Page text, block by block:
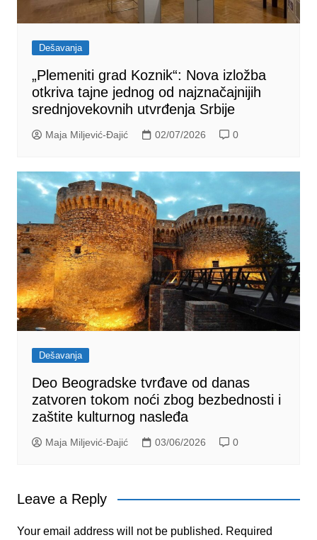
Dešavanja
„Plemeniti grad Koznik“: Nova izložba
otkriva tajne jednog od najznačajnijih
srednjovekovnih utvrđenja Srbije
Maja Miljević-Đajić 02/07/2026 0
Dešavanja
Deo Beogradske tvrđave od danas
zatvoren tokom noći zbog bezbednosti i
zaštite kulturnog nasleđa
Maja Miljević-Đajić 03/06/2026 0
Leave a Reply
Your email address will not be published. Required